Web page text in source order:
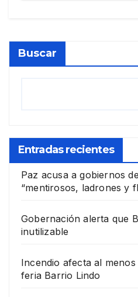
Buscar
Entradas recientes
Paz acusa a gobiernos
“mentirosos, ladrones y
Gobernación alerta que
inutilizable
Incendio afecta al
feria Barrio Lindo